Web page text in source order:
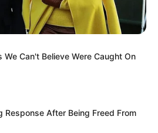
We Can't Believe Were Caught On
Response After Being Freed From